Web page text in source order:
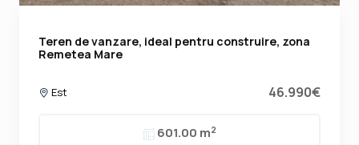
Teren de vanzare, ideal pentru construire, zona
Remetea Mare
Est 46.990€
601.00 m2